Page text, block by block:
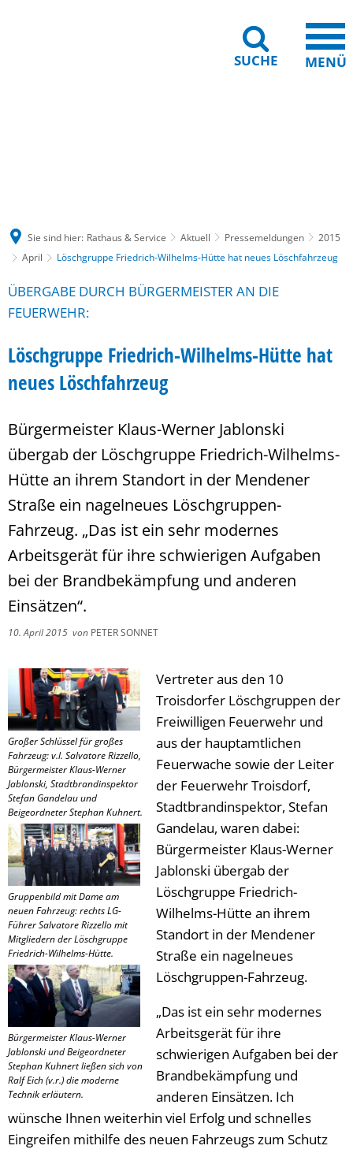
SUCHE MENÜ
Sie sind hier: Rathaus & Service Aktuell Pressemeldungen
2015
April
Löschgruppe Friedrich-Wilhelms-Hütte hat neues Löschfahrzeug
ÜBERGABE DURCH BÜRGERMEISTER AN DIE
FEUERWEHR:
Löschgruppe Friedrich-Wilhelms-Hütte hat
neues Löschfahrzeug
Bürgermeister Klaus-Werner Jablonski
übergab der Löschgruppe Friedrich-Wilhelms-
Hütte an ihrem Standort in der Mendener
Straße ein nagelneues Löschgruppen-
Fahrzeug. „Das ist ein sehr modernes
Arbeitsgerät für ihre schwierigen Aufgaben
bei der Brandbekämpfung und anderen
Einsätzen“.
10. April 2015 von PETER SONNET
Großer Schlüssel für großes
Fahrzeug: v.l. Salvatore Rizzello,
Bürgermeister Klaus-Werner
Jablonski, Stadtbrandinspektor
Stefan Gandelau und
Beigeordneter Stephan Kuhnert.
Gruppenbild mit Dame am
neuen Fahrzeug: rechts LG-
Führer Salvatore Rizzello mit
Mitgliedern der Löschgruppe
Friedrich-Wilhelms-Hütte.
Bürgermeister Klaus-Werner
Jablonski und Beigeordneter
Stephan Kuhnert ließen sich von
Ralf Eich (v.r.) die moderne
Technik erläutern.
Vertreter aus den 10
Troisdorfer Löschgruppen der
Freiwilligen Feuerwehr und
aus der hauptamtlichen
Feuerwache sowie der Leiter
der Feuerwehr Troisdorf,
Stadtbrandinspektor, Stefan
Gandelau, waren dabei:
Bürgermeister Klaus-Werner
Jablonski übergab der
Löschgruppe Friedrich-
Wilhelms-Hütte an ihrem
Standort in der Mendener
Straße ein nagelneues
Löschgruppen-Fahrzeug.
„Das ist ein sehr modernes
Arbeitsgerät für ihre
schwierigen Aufgaben bei der
Brandbekämpfung und
anderen Einsätzen. Ich
wünsche Ihnen weiterhin viel Erfolg und schnelles
Eingreifen mithilfe des neuen Fahrzeugs zum Schutz